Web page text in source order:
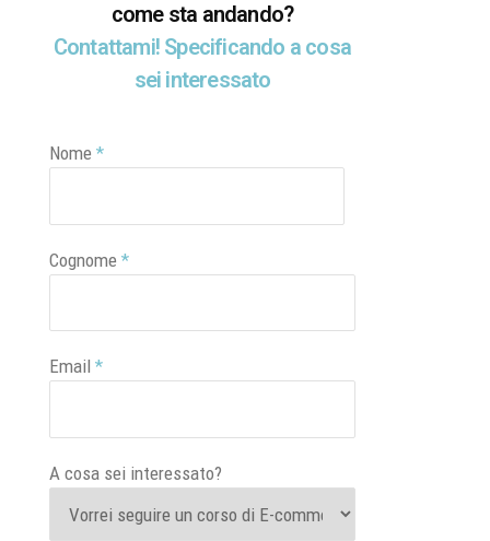
come sta andando?
Contattami! Specificando a cosa
sei interessato
Nome *
Cognome *
Email *
A cosa sei interessato?